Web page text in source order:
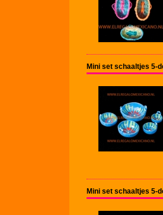
Mini set schaaltjes 5-
Mini set schaaltjes 5-